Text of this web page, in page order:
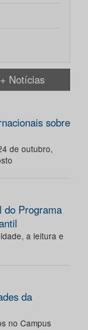
+ Notícias
sobre
de outubro,
do Programa
a leitura e
da
no Campus